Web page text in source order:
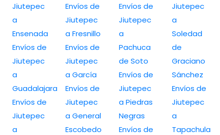
Jiutepec
a
Ensenada
Envíos de
Jiutepec
a
Guadalajara
Envíos de
Jiutepec
a
Envíos de
Jiutepec
a Fresnillo
Envíos de
Jiutepec
a García
Envíos de
Jiutepec
a General
Escobedo
Envíos de
Jiutepec
a
Pachuca
de Soto
Envíos de
Jiutepec
a Piedras
Negras
Envíos de
Jiutepec
a
Soledad
de
Graciano
Sánchez
Envíos de
Jiutepec
a
Tapachula